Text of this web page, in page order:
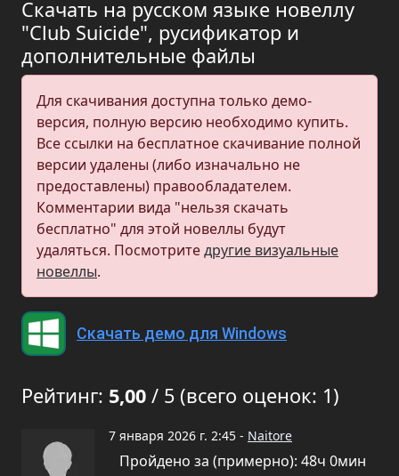
Скачать на русском языке новеллу
"Club Suicide", русификатор и
дополнительные файлы
Для скачивания доступна только демо-
версия, полную версию необходимо купить.
Все ссылки на бесплатное скачивание полной
версии удалены (либо изначально не
предоставлены) правообладателем.
Комментарии вида "нельзя скачать
бесплатно" для этой новеллы будут
удаляться. Посмотритедругие визуальные
новеллы.
Скачать демо для Windows
Рейтинг: 5,00 / 5 (всего оценок: 1)
7 января 2026 г. 2:45 - Naitore
Пройдено за (примерно): 48ч 0мин